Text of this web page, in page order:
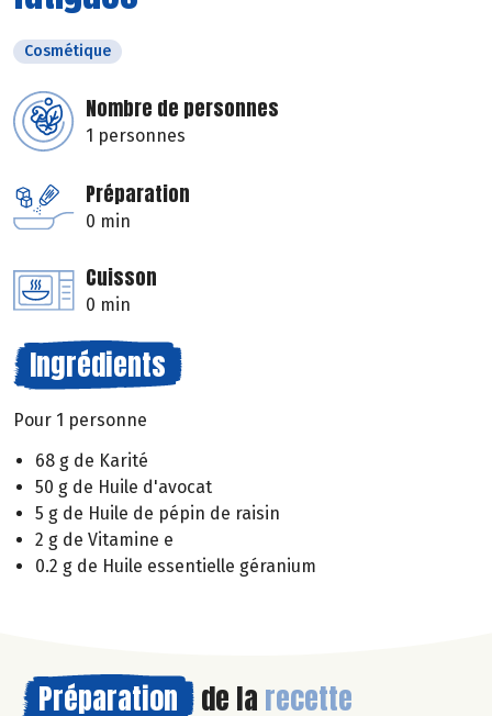
Cosmétique
Nombre de personnes
1 personnes
Préparation
0 min
Cuisson
0 min
Ingrédients
Pour 1 personne
68 g de Karité
50 g de Huile d'avocat
5 g de Huile de pépin de raisin
2 g de Vitamine e
0.2 g de Huile essentielle géranium
Préparation de la recette